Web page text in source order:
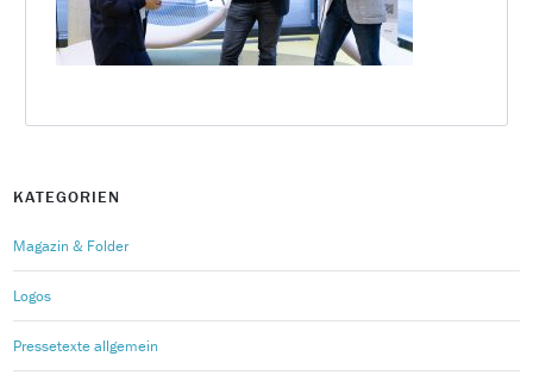
KATEGORIEN
Magazin & Folder
Logos
Pressetexte allgemein